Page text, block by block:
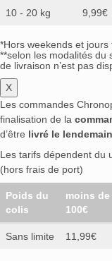
10 - 20 kg 9,99€
*Hors weekends et jours
**selon les modalités du
de livraison n’est pas
X
Les commandes
finalisation de la
d’être livré le
Les tarifs dépendent du
(hors frais de port)
Poids du
colis
moins de
100€
Sans limite 11,99€